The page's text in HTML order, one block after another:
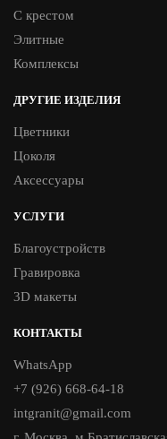
С крестом
Элитные
Комплексы
ДРУГИЕ ИЗДЕЛИЯ
Цветники
Цоколя
Аксессуары
УСЛУГИ
Благоустройств
Гравировка
3D макеты
КОНТАКТЫ
WhatsApp
+7 (926) 668-64-18
intgranit@gmail.com